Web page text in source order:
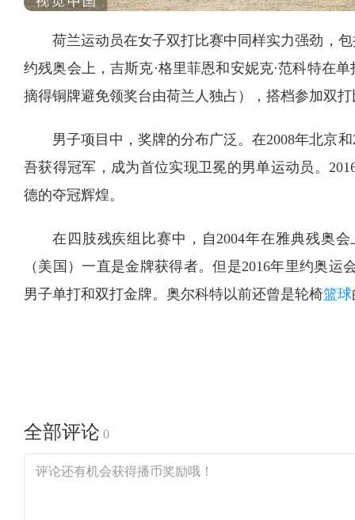
荷兰运动员在女子双打比赛中同样实力强劲，
约残奥会上，吉斯克·格里菲恩和安妮克·范科特在
摘得铜牌避免领奖台由荷兰人独占），搭档参加双
男子项目中，奖牌的分布广泛。在2008年北京
吾获得冠军，成为首位实现卫冕的男单运动员。
德的夺冠辉煌。
在四肢残疾组比赛中，自2004年在雅典残奥
（美国）一直是金牌获得者。但是2016年里约奥
男子单打和双打金牌。奥尔科特以前还曾是轮椅篮球
全部评论 0